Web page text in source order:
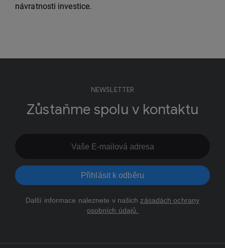
návratnosti investice.
NEWSLETTER
Zůstaňme spolu v kontaktu
Přihlásit k odběru
Další informace naleznete v našich zásadách ochrany
osobních údajů.